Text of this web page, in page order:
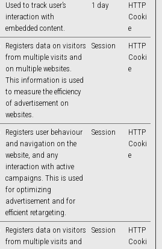
Used to track user’s
interaction with
embedded content.
1 day
HTTP
Cooki
e
Registers data on visitors
from multiple visits and
on multiple websites.
This information is used
to measure the efficiency
of advertisement on
websites.
Session
HTTP
Cooki
e
Registers user behaviour
and navigation on the
website, and any
interaction with active
campaigns. This is used
for optimizing
advertisement and for
efficient retargeting.
Session
HTTP
Cooki
e
Registers data on visitors
from multiple visits and
Session
HTTP
Cooki